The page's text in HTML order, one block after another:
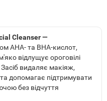
Cleanser —
AHA- та BHA-кислот,
відлущує ороговілі
видаляє макіяж,
допомагає підтримувати
без відчуття